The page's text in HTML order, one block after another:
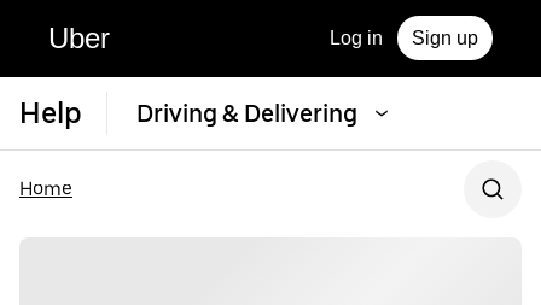
Uber Log in Sign up
Help Driving & Delivering
Home